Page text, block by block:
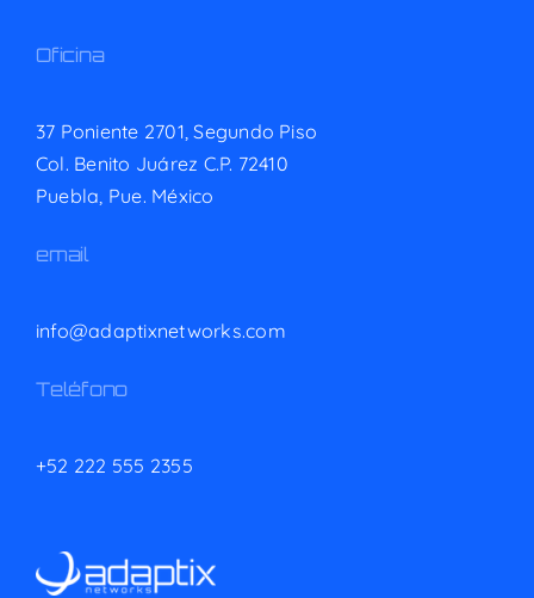
Oficina
37 Poniente 2701, Segundo Piso
Col. Benito Juárez C.P. 72410
Puebla, Pue. México
email
info@adaptixnetworks.com
Teléfono
+52 222 555 2355